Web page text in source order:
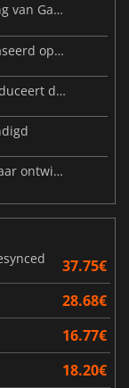
Beast of Reincarnation: de nieuwe richting van Game Freak
Big Walk is nu verkrijgbaar: een reis gebaseerd op vriendschap
Warhammer 40.000: Dawn of War 4 introduceert de Necron-factie
Vahrin's Call verschijnt eindelijk na tien jaar ontwikkeling
37.75€
28.68€
16.77€
18.20€